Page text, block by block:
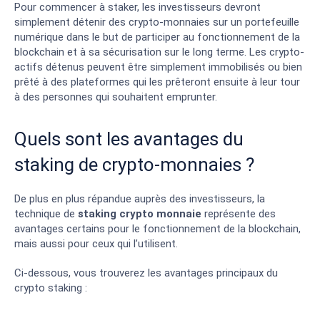
Pour commencer à staker, les investisseurs devront
simplement détenir des crypto-monnaies sur un portefeuille
numérique dans le but de participer au fonctionnement de la
blockchain et à sa sécurisation sur le long terme. Les crypto-
actifs détenus peuvent être simplement immobilisés ou bien
prêté à des plateformes qui les prêteront ensuite à leur tour
à des personnes qui souhaitent emprunter.
Quels sont les avantages du
staking de crypto-monnaies ?
De plus en plus répandue auprès des investisseurs, la
technique de staking crypto monnaie représente des
avantages certains pour le fonctionnement de la blockchain,
mais aussi pour ceux qui l’utilisent.
Ci-dessous, vous trouverez les avantages principaux du
crypto staking :